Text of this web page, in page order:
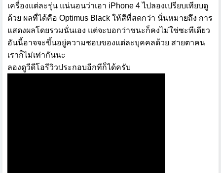
เครื่องแต่ละรุ่น แน่นอนว่าเอา iPhone 4 ไปลองเปรียบเทียบดู
ด้วย ผลที่ได้คือ Optimus Black ให้สีที่สดกว่า นั่นหมายถึง การ
แสดงผลโดยรวมนั่นเอง แต่จะบอกว่าชนะก็คงไม่ใช่ซะทีเดียว
อันนี้อาจจะขึ้นอยู่ความชอบของแต่ละบุคคลด้วย สายตาคน
เราก็ไม่เท่ากันนะ
ลองดูวีดีโอรีวิวประกอบอีกทีก็ได้ครับ